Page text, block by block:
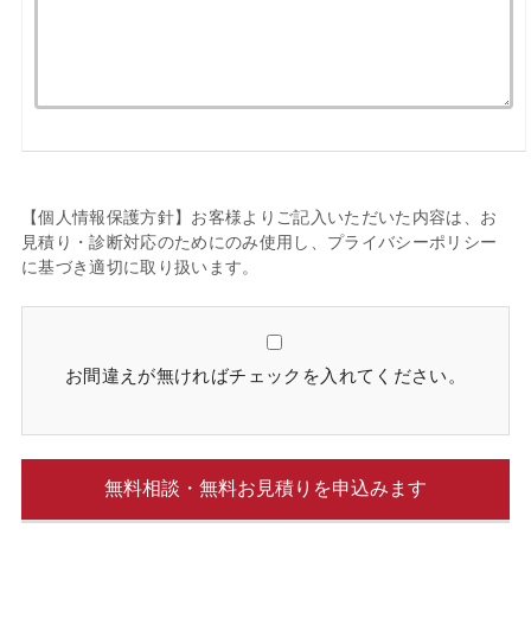
【個人情報保護方針】お客様よりご記入いただいた内容は、お
見積り・診断対応のためにのみ使用し、プライバシーポリシー
に基づき適切に取り扱います。
お間違えが無ければチェックを入れてください。